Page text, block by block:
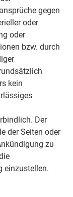
gegen
oder
oder
bzw. durch
kein
Der
der Seiten oder
zu
einzustellen.